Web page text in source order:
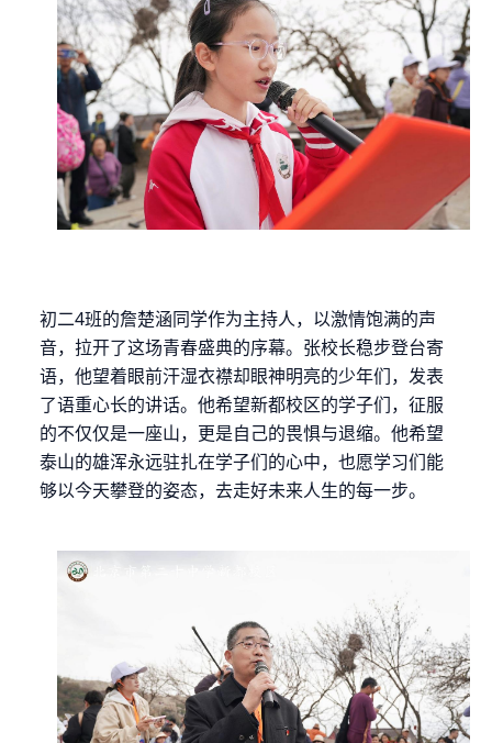
初二4班的詹楚涵同学作为主持人，以激情饱满的声
音，拉开了这场青春盛典的序幕。张校长稳步登台寄
语，他望着眼前汗湿衣襟却眼神明亮的少年们，发表
了语重心长的讲话。他希望新都校区的学子们，征服
的不仅仅是一座山，更是自己的畏惧与退缩。他希望
泰山的雄浑永远驻扎在学子们的心中，也愿学习们能
够以今天攀登的姿态，去走好未来人生的每一步。